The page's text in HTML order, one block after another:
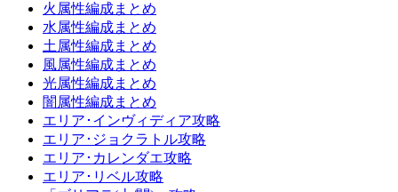
火属性編成まとめ
水属性編成まとめ
土属性編成まとめ
風属性編成まとめ
光属性編成まとめ
闇属性編成まとめ
エリア･インヴィディア攻略
エリア･ジョクラトル攻略
エリア･カレンダエ攻略
エリア･リベル攻略